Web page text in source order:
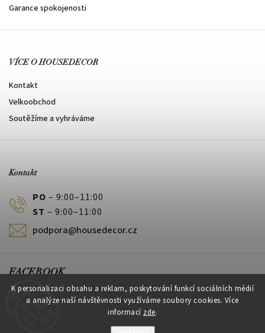
K personalizaci obsahu a reklam, poskytování funkcí sociálních médií
a analýze naší návštěvnosti využíváme soubory cookies. Více
informací zde.
Garance spokojenosti
VÍCE O HOUSEDECOR
Kontakt
Velkoobchod
Soutěžíme a vyhráváme
Kontakt
PO – 9:00–11:00
ST – 9:00–11:00
podpora@housedecor.cz
FACEBOOK